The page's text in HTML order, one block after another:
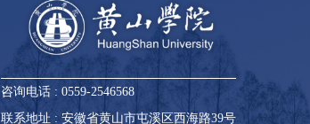
咨询电话 : 0559-2546568
联系地址 : 安徽省黄山市屯溪区西海路39号